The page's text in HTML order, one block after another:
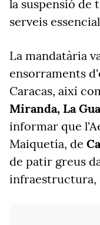
la suspensió de
serveis
La mandatària
ensorraments
Caracas, així
Miranda, La
informar que
Maiquetía, de
de patir greus
infraestructura,